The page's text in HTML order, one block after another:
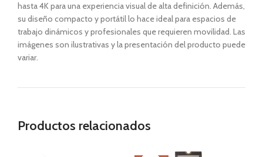
hasta 4K para una experiencia visual de alta definición. Además,
su diseño compacto y portátil lo hace ideal para espacios de
trabajo dinámicos y profesionales que requieren movilidad. Las
imágenes son ilustrativas y la presentación del producto puede
variar.
Productos relacionados